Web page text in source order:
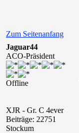
Zum Seitenanfang
Jaguar44
ACO-Präsident
Offline
XJR - Gr. C 4ever
Beiträge: 22751
Stockum